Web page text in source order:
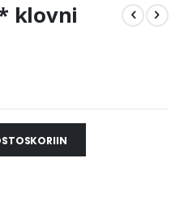
klovni